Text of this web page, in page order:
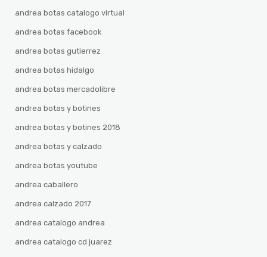
andrea botas catalogo virtual
andrea botas facebook
andrea botas gutierrez
andrea botas hidalgo
andrea botas mercadolibre
andrea botas y botines
andrea botas y botines 2018
andrea botas y calzado
andrea botas youtube
andrea caballero
andrea calzado 2017
andrea catalogo andrea
andrea catalogo cd juarez